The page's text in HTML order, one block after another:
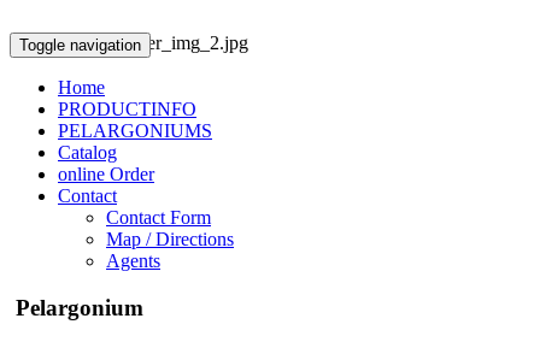
Toggle navigation
Home
PRODUCTINFO
PELARGONIUMS
Catalog
online Order
Contact
Contact Form
Map / Directions
Agents
Pelargonium